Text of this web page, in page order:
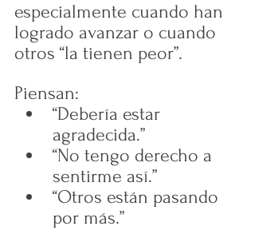
especialmente cuando han
logrado avanzar o cuando
otros “la tienen peor”.
Piensan:
“Debería estar
agradecida.”
“No tengo derecho a
sentirme así.”
“Otros están pasando
por más.”